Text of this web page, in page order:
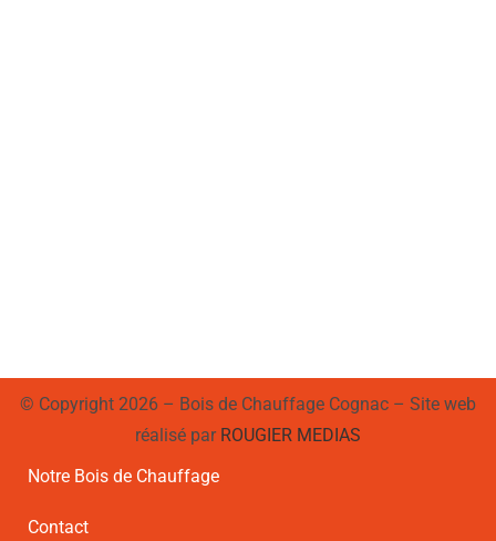
© Copyright 2026 – Bois de Chauffage Cognac – Site web
réalisé par ROUGIER MEDIAS
Notre Bois de Chauffage
Contact